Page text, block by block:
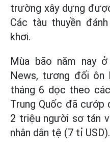
trường xây dựng
Các tàu thuyền
khơi.
Mùa bão năm nay ở
News, tương đối
tháng 6 dọc theo
Trung Quốc đã cướp
2 triệu người sơ tán
nhân dân tệ (7 tỉ USD).